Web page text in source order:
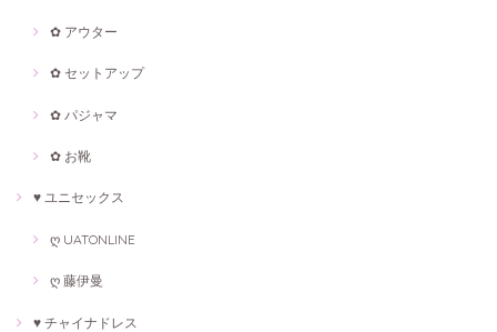
✿ アウター
✿ セットアップ
✿ パジャマ
✿ お靴
♥ ユニセックス
ღ UATONLINE
ღ 藤伊曼
♥ チャイナドレス